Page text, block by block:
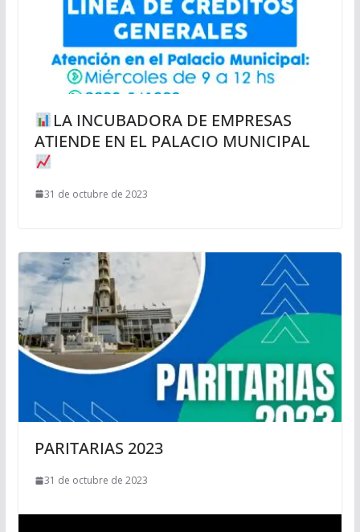
LA INCUBADORA DE EMPRESAS
ATIENDE EN EL PALACIO MUNICIPAL
31 de octubre de 2023
PARITARIAS 2023
31 de octubre de 2023